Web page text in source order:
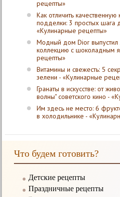
рецепты»
Как отличить
подделки: 3 простых шага
«Кулинарные рецепты»
Модный дом Dior выпустил
коллекцию с шоколадным
рецепты»
Витамины и свежесть: 5
зелени - «Кулинарные
Гранаты в искусстве: от
волны" советского кино -
Им здесь не место: 6
в холодильнике -
Что будем готовить?
Детские рецепты
Праздничные рецепты